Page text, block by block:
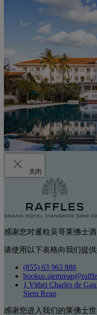
关闭
感谢您对暹粒吴哥莱佛士酒
请使用以下表格向我们提供
(855) 63 963 888
1 Vithei Charles de
Siem Reap
感谢您进入我们的莱佛士